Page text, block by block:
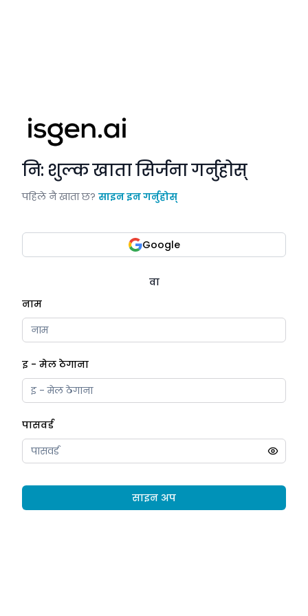
नि: शुल्क खाता सिर्जना गर्नुहोस्
पहिले नै खाता छ? साइन इन गर्नुहोस्
Google
वा
नाम
इ - मेल ठेगाना
पासवर्ड
साइन अप